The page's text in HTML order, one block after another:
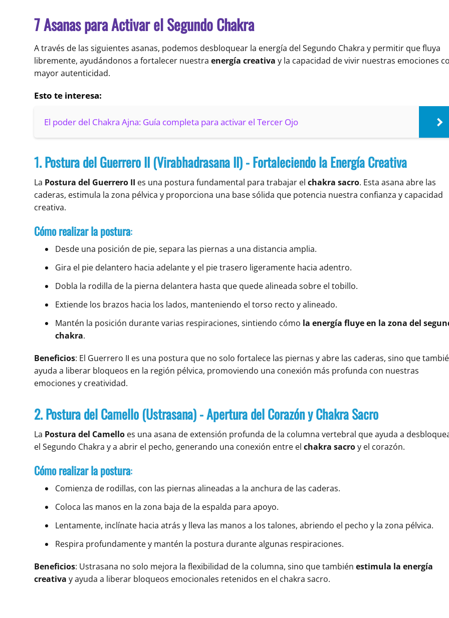
7 Asanas para Activar el Segundo Chakra
A través de las siguientes asanas, podemos desbloquear la energía del Segundo Chakra y permitir que fluya
libremente, ayudándonos a fortalecer nuestra energía creativa y la capacidad de vivir nuestras emociones
mayor autenticidad.
Esto te interesa:
El poder del Chakra Ajna: Guía completa para activar el Tercer Ojo
1. Postura del Guerrero II (Virabhadrasana II) - Fortaleciendo la Energía Creativa
La Postura del Guerrero II es una postura fundamental para trabajar el chakra sacro. Esta asana abre las
caderas, estimula la zona pélvica y proporciona una base sólida que potencia nuestra confianza y capacidad
creativa.
Cómo realizar la postura:
Desde una posición de pie, separa las piernas a una distancia amplia.
Gira el pie delantero hacia adelante y el pie trasero ligeramente hacia adentro.
Dobla la rodilla de la pierna delantera hasta que quede alineada sobre el tobillo.
Extiende los brazos hacia los lados, manteniendo el torso recto y alineado.
Mantén la posición durante varias respiraciones, sintiendo cómo la energía fluye en la zona del
chakra.
Beneficios: El Guerrero II es una postura que no solo fortalece las piernas y abre las caderas, sino que
ayuda a liberar bloqueos en la región pélvica, promoviendo una conexión más profunda con nuestras
emociones y creatividad.
2. Postura del Camello (Ustrasana) - Apertura del Corazón y Chakra Sacro
La Postura del Camello es una asana de extensión profunda de la columna vertebral que ayuda a
el Segundo Chakra y a abrir el pecho, generando una conexión entre el chakra sacroy el corazón.
Cómo realizar la postura:
Comienza de rodillas, con las piernas alineadas a la anchura de las caderas.
Coloca las manos en la zona baja de la espalda para apoyo.
Lentamente, inclínate hacia atrás y lleva las manos a los talones, abriendo el pecho y la zona pélvica.
Respira profundamente y mantén la postura durante algunas respiraciones.
Beneficios: Ustrasana no solo mejora la flexibilidad de la columna, sino que también estimula la energía
creativa y ayuda a liberar bloqueos emocionales retenidos en el chakra sacro.